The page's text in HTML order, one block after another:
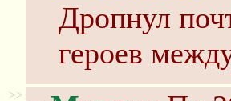
Дропнул
героев
>>